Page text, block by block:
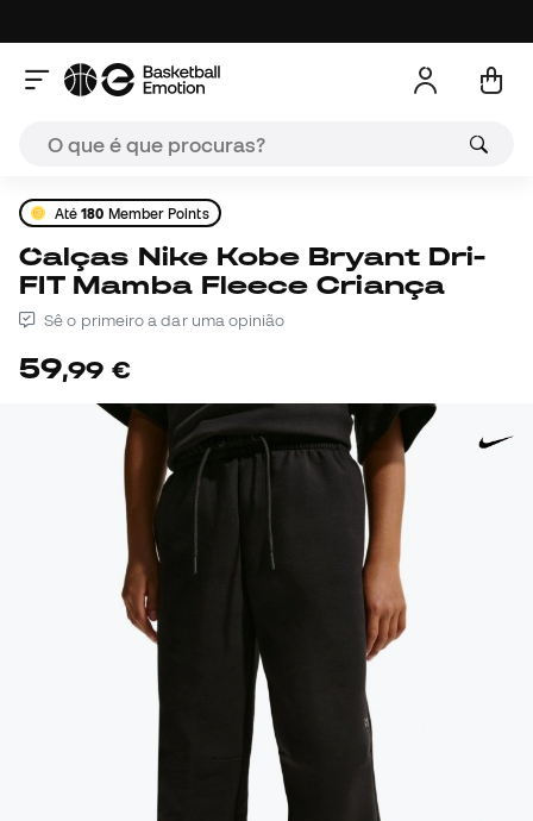
Até180 Member Points
Calças Nike Kobe Bryant Dri-
FIT Mamba Fleece Criança
Sê o primeiro a dar uma opinião
59,99 €